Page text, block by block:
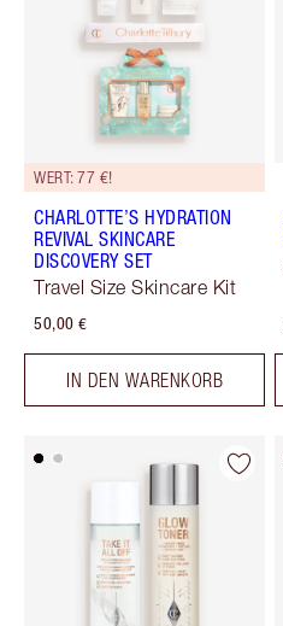
WERT: 77 €!
CHARLOTTE’S HYDRATION
REVIVAL SKINCARE
DISCOVERY SET
Travel Size Skincare Kit
50,00 €
IN DEN WARENKORB